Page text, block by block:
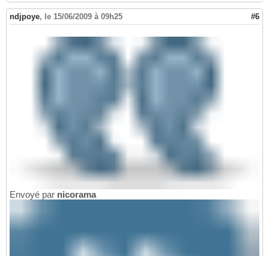
ndjpoye, le 15/06/2009 à 09h25 #6
Envoyé par nicorama